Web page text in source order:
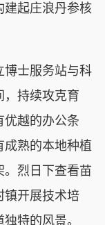
建起庄浪丹参核
士服务站与科
，持续攻克育
优越的办公条
成熟的本地种植
。烈日下查看苗
镇开展技术培
特的风景。